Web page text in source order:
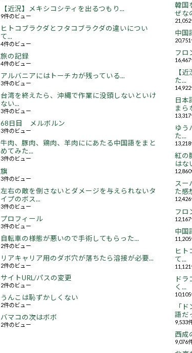
【近況】メキシコシティを出るつもり...
9件のビュー
ヒトコブラクダとフタコブラクダの違いについ
て...
4件のビュー
旅の記録
4件のビュー
アルバニアにはトーチカが残っている...
3件のビュー
台湾を終えたら、沖縄で作業に没頭しないといけ
ない...
3件のビュー
68日目 メルボルン
3件のビュー
牛肉、豚肉、鶏肉、羊肉ににあたる中国語をまと
めてみた...
3件のビュー
旗
3件のビュー
左右の敵を倒さないとダメージを与えられないタ
イプのボス...
3件のビュー
プロフィール
3件のビュー
自転車の様態が悪いので手術してもらった...
2件のビュー
リアキャリア用のダボ穴が落ちたら溶接が必要...
2件のビュー
サイトURL/パスの変更
2件のビュー
うんこは恥ずかしくない
2件のビュー
バマコの次はボボ
2件のビュー
韓国
ぜな
中国
フロ
【
た...
日本
まら
ゆう
た...
紅の
はな
スー
た感
フロ
中国
ヒト
て...
ド
く...
「
語だ
9,533
西成
9,076